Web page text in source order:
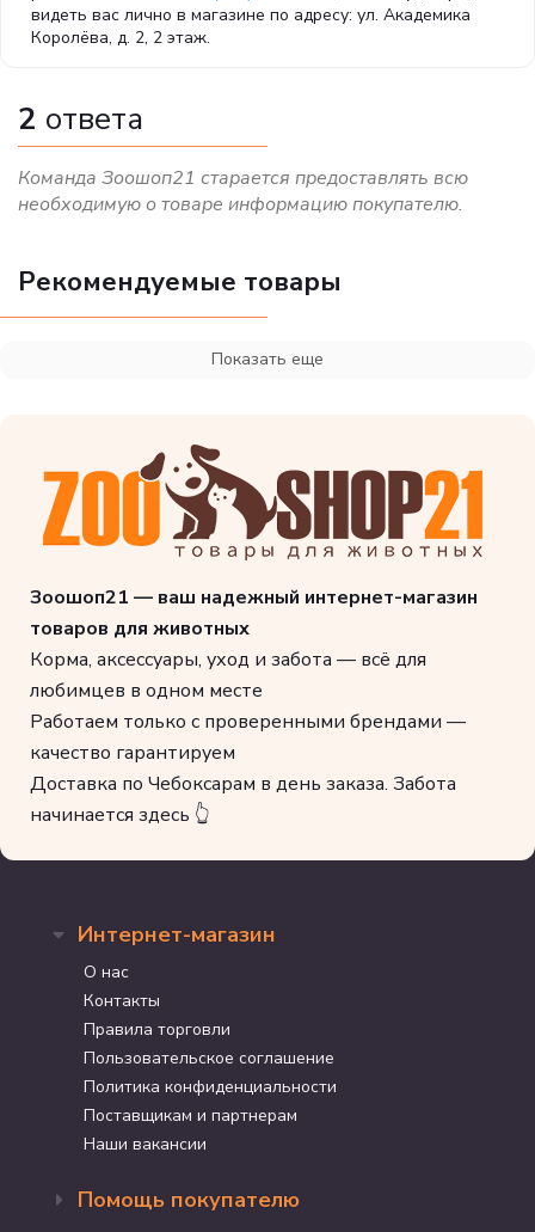
видеть вас лично в магазине по адресу: ул. Академика
Королёва, д. 2, 2 этаж.
2 ответа
Команда Зоошоп21 старается предоставлять всю
необходимую о товаре информацию покупателю.
Рекомендуемые товары
Показать еще
Зоошоп21 — ваш надежный интернет-магазин
товаров для животных
Корма, аксессуары, уход и забота — всё для
любимцев в одном месте
Работаем только с проверенными брендами —
качество гарантируем
Доставка по Чебоксарам в день заказа. Забота
начинается здесь 👆
Интернет-магазин
О нас
Контакты
Правила торговли
Пользовательское соглашение
Политика конфиденциальности
Поставщикам и партнерам
Наши вакансии
Помощь покупателю